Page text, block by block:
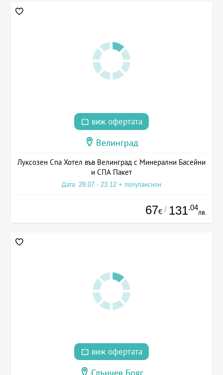
виж офертата
Велинград
Луксозен Спа Хотел във Велинград с Минерални Басейни
и СПА Пакет
Дата: 28.07 - 23.12 + полупансион
67€ / 131.04
лв.
виж офертата